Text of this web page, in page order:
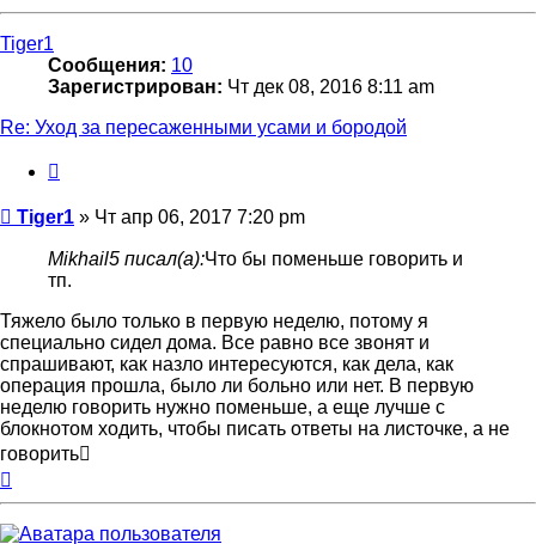
Tiger1
Сообщения: 10
Зарегистрирован: Чт дек 08, 2016 8:11 am
Re: Уход за пересаженными усами и бородой
Сообщение
Tiger1 » Чт апр 06, 2017 7:20 pm
Mikhail5 писал(а):Что бы поменьше говорить и
тп.
Тяжело было только в первую неделю, потому я
специально сидел дома. Все равно все звонят и
спрашивают, как назло интересуются, как дела, как
операция прошла, было ли больно или нет. В первую
неделю говорить нужно поменьше, а еще лучше с
блокнотом ходить, чтобы писать ответы на листочке, а не
говорить